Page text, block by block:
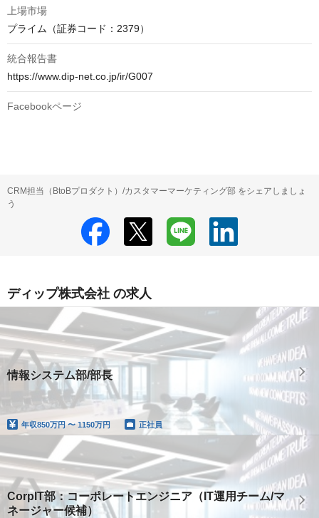
上場市場
プライム（証券コード：2379）
統合報告書
https://www.dip-net.co.jp/ir/G007
Facebookページ
CRM担当（BtoBプロダクト）/カスタマーマーケティング部 をシェアしましょ
う
ディップ株式会社 の求人
情報システム部/部長
年収850万円 〜 1150万円 正社員
CorpIT部：コーポレートエンジニア（IT運用チーム/マ
ネージャー候補）